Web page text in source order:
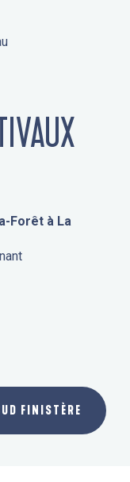
Forêt à La
FINISTÈRE